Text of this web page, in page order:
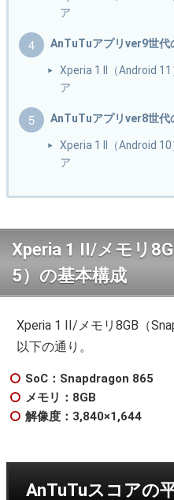
ア
AnTuTuアプリver9世代
Xperia 1 II（Android
ア
AnTuTuアプリver8世代
Xperia 1 II（Android
ア
Xperia 1 II/メモリ
5）の基本構成
Xperia 1 II/メモリ8GB（
以下の通り。
SoC：Snapdragon 865
メモリ：8GB
解像度：3,840×1,644
AnTuTuスコアの